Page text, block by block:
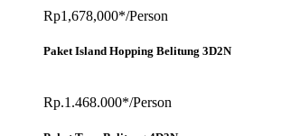
Rp1,678,000*/Person
Paket Island Hopping Belitung 3D2N
Rp.1.468.000*/Person